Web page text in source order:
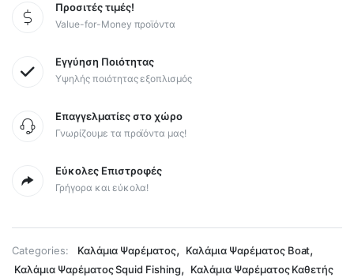
Προσιτές τιμές!
Value-for-Money προϊόντα
Εγγύηση Ποιότητας
Υψηλής ποιότητας εξοπλισμός
Επαγγελματίες στο χώρο
Γνωρίζουμε τα προϊόντα μας!
Εύκολες Επιστροφές
Γρήγορα και εύκολα!
Categories: Καλάμια Ψαρέματος, Καλάμια Ψαρέματος Boat,
Καλάμια Ψαρέματος Squid Fishing, Καλάμια Ψαρέματος Καθετής